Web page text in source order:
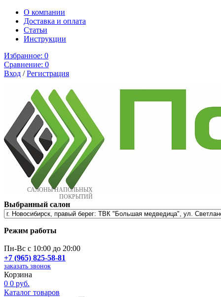
О компании
Доставка и оплата
Cтатьи
Инструкции
Избранное: 0
Сравнение: 0
Вход /Регистрация
САЛОНЫ НАПОЛЬНЫХ
ПОКРЫТИЙ
Выбранный салон
Режим работы
Пн-Вс с 10:00 до 20:00
+7 (965) 825-58-81
заказать звонок
Корзина
0 0 руб.
Каталог товаров